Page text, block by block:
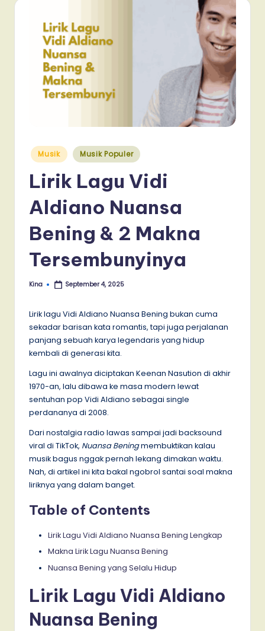
Posted
in
Musik Musik Populer
Lirik Lagu Vidi
Aldiano Nuansa
Bening & 2 Makna
Tersembunyinya
Posted
Kina September 4, 2025
Lirik lagu Vidi Aldiano Nuansa Bening bukan cuma
sekadar barisan kata romantis, tapi juga perjalanan
panjang sebuah karya legendaris yang hidup
kembali di generasi kita.
Lagu ini awalnya diciptakan Keenan Nasution di akhir
1970-an, lalu dibawa ke masa modern lewat
sentuhan pop Vidi Aldiano sebagai single
perdananya di 2008.
Dari nostalgia radio lawas sampai jadi backsound
viral di TikTok, Nuansa Beningmembuktikan kalau
musik bagus nggak pernah lekang dimakan waktu.
Nah, di artikel ini kita bakal ngobrol santai soal makna
liriknya yang dalam banget.
Table of Contents
Lirik Lagu Vidi Aldiano Nuansa Bening Lengkap
Makna Lirik Lagu Nuansa Bening
Nuansa Bening yang Selalu Hidup
Lirik Lagu Vidi Aldiano
Nuansa Bening